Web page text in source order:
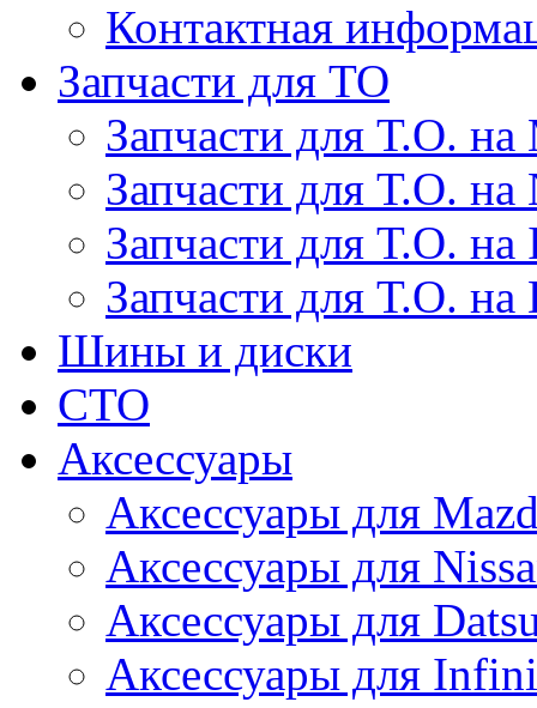
Контактная
Запчасти для ТО
Запчасти для Т.О. на
Запчасти для Т.О. на
Запчасти для Т.О.
Запчасти для Т.О. на
Шины и диски
СТО
Аксессуары
Аксессуары для
Аксессуары для
Аксессуары для
Аксессуары для